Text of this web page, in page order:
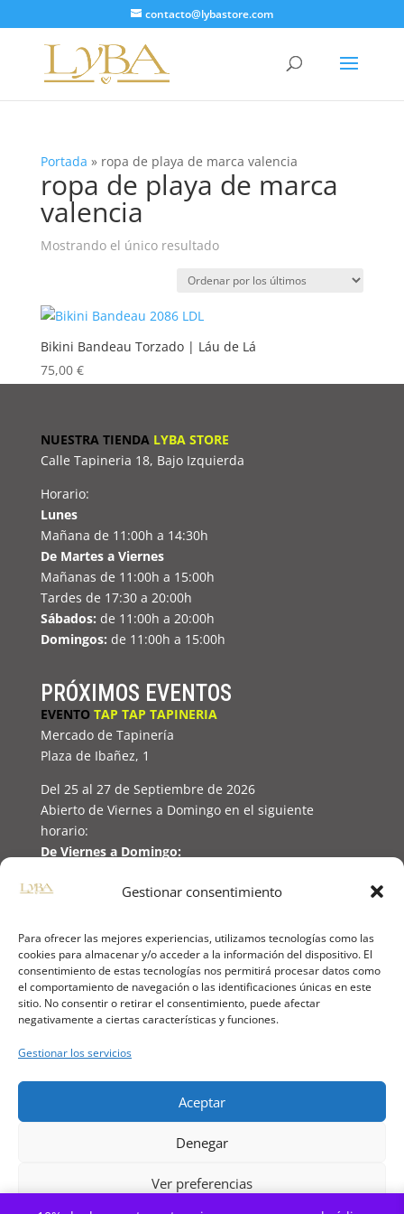
Gestionar consentimiento
Para ofrecer las mejores experiencias, utilizamos tecnologías como las
cookies para almacenar y/o acceder a la información del dispositivo. El
consentimiento de estas tecnologías nos permitirá procesar datos como
el comportamiento de navegación o las identificaciones únicas en este
sitio. No consentir o retirar el consentimiento, puede afectar
negativamente a ciertas características y funciones.
Gestionar los servicios
Aceptar
Denegar
Ver preferencias
contacto@lybastore.com
Portada » ropa de playa de marca valencia
ropa de playa de marca
valencia
Mostrando el único resultado
Bikini Bandeau Torzado | Láu de Lá
75,00 €
NUESTRA TIENDALYBA STORE
Calle Tapineria 18, Bajo Izquierda
Horario:
Lunes
Mañana de 11:00h a 14:30h
De Martes a Viernes
Mañanas de 11:00h a 15:00h
Tardes de 17:30 a 20:00h
Sábados: de 11:00h a 20:00h
Domingos: de 11:00h a 15:00h
PRÓXIMOS EVENTOS
EVENTOTAP TAP TAPINERIA
Mercado de Tapinería
Plaza de Ibañez, 1
Del 25 al 27 de Septiembre de 2026
Abierto de Viernes a Domingo en el siguiente
horario:
De Viernes a Domingo:
(Domingo hasta las 19h)
🔒 PAGO 100% SEGURO
📱
Aviso Legal
Política de Privacidad